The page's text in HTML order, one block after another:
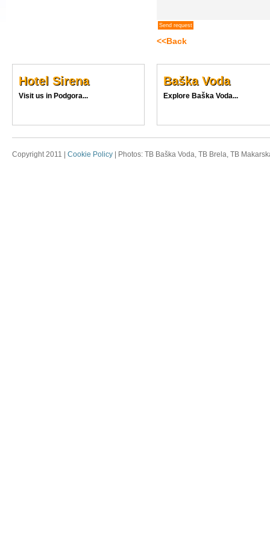
<<Back
Hotel Sirena
Visit us in Podgora...
Baška Voda
Explore Baška Voda...
Copyright 2011 | Cookie Policy| Photos: TB Baška Voda, TB Brela, TB